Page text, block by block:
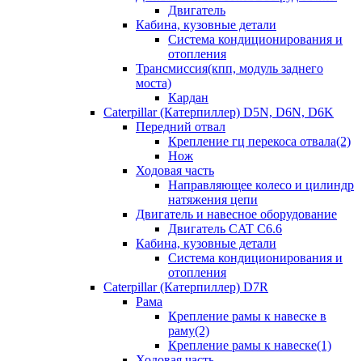
Двигатель
Кабина, кузовные детали
Система кондиционирования и
отопления
Трансмиссия(кпп, модуль заднего
моста)
Кардан
Caterpillar (Катерпиллер) D5N, D6N, D6K
Передний отвал
Крепление гц перекоса отвала(2)
Нож
Ходовая часть
Направляющее колесо и цилиндр
натяжения цепи
Двигатель и навесное оборудование
Двигатель CAT C6.6
Кабина, кузовные детали
Система кондиционирования и
отопления
Caterpillar (Катерпиллер) D7R
Рама
Крепление рамы к навеске в
раму(2)
Крепление рамы к навеске(1)